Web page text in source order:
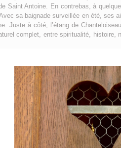
Saint Antoine. En contrebas, à
sa baignade surveillée en été, ses
Juste à côté, l’étang de
complet, entre spiritualité, histoire,